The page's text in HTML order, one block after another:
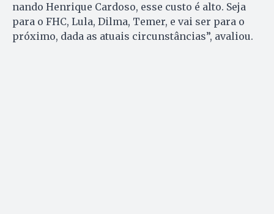
nan­do Henrique Cardoso, esse cus­to é alto. Seja
para o FHC, Lula, Dil­ma, Temer, e vai ser para o
próximo, dada as atuais circunstâncias”, avaliou.